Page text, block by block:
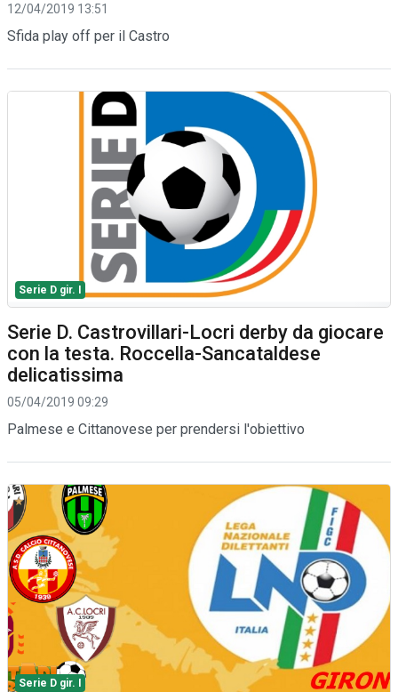
12/04/2019 13:51
Sfida play off per il Castro
Serie D gir. I
Serie D. Castrovillari-Locri derby da giocare
con la testa. Roccella-Sancataldese
delicatissima
05/04/2019 09:29
Palmese e Cittanovese per prendersi l'obiettivo
Serie D gir. I